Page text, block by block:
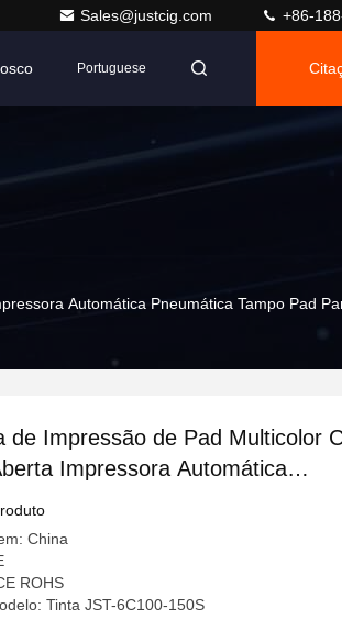
Sales@justcig.com +86-
Portuguese
Automática Pneumática Tampo Pad
de Impressão de Pad Multicolor
Impressora Automática
Tampo Pad Para Logotipo de
China
ROHS
Tinta JST-6C100-150S